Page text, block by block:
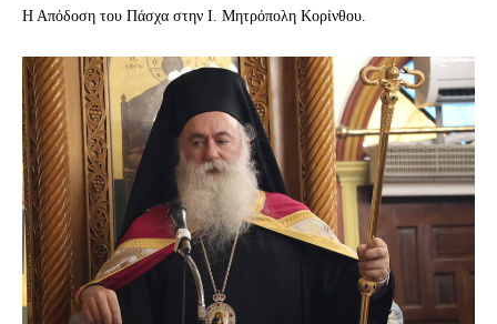
Η Απόδοση του Πάσχα στην Ι. Μητρόπολη Κορίνθου.